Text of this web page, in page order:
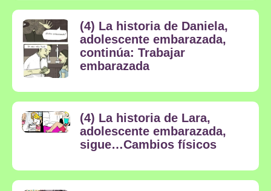
(4) La historia de Daniela,
adolescente embarazada,
continúa: Trabajar
embarazada
(4) La historia de Lara,
adolescente embarazada,
sigue…Cambios físicos